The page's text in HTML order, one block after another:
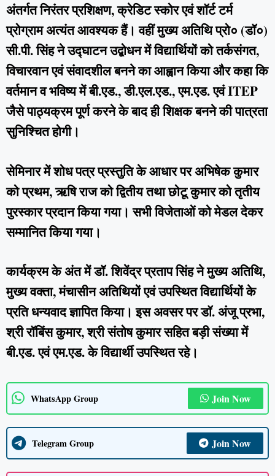
अंतर्गत निरंतर प्रशिक्षण, क्रेडिट स्कोर एवं शॉर्ट टर्म
प्रोग्राम अत्यंत आवश्यक हैं। वहीं मुख्य अतिथि प्रो० (डॉ०)
सी.पी. सिंह ने उद्घाटन उद्बोधन में विद्यार्थियों को तर्कसंगत,
विचारवान एवं संवादशील बनने का आह्वान किया और कहा कि
वर्तमान व भविष्य में बी.एड., डी.एल.एड., एम.एड. एवं ITEP
जैसे पाठ्यक्रम पूर्ण करने के बाद ही शिक्षक बनने की पात्रता
सुनिश्चित होगी।
सेमिनार में शोध पत्र प्रस्तुति के आधार पर अभिषेक कुमार
को प्रथम, ऋषि राज को द्वितीय तथा छोटू कुमार को तृतीय
पुरस्कार प्रदान किया गया। सभी विजेताओं को मेडल देकर
सम्मानित किया गया।
कार्यक्रम के अंत में डॉ. शिवेंद्र प्रताप सिंह ने मुख्य अतिथि,
मुख्य वक्ता, मंचासीन अतिथियों एवं उपस्थित विद्यार्थियों के
प्रति धन्यवाद ज्ञापित किया। इस अवसर पर डॉ. अंजू प्रभा,
श्री रॉबिंस कुमार, श्री संतोष कुमार सहित बड़ी संख्या में
बी.एड. एवं एम.एड. के विद्यार्थी उपस्थित रहे।
WhatsApp Group Join Now
Telegram Group Join Now